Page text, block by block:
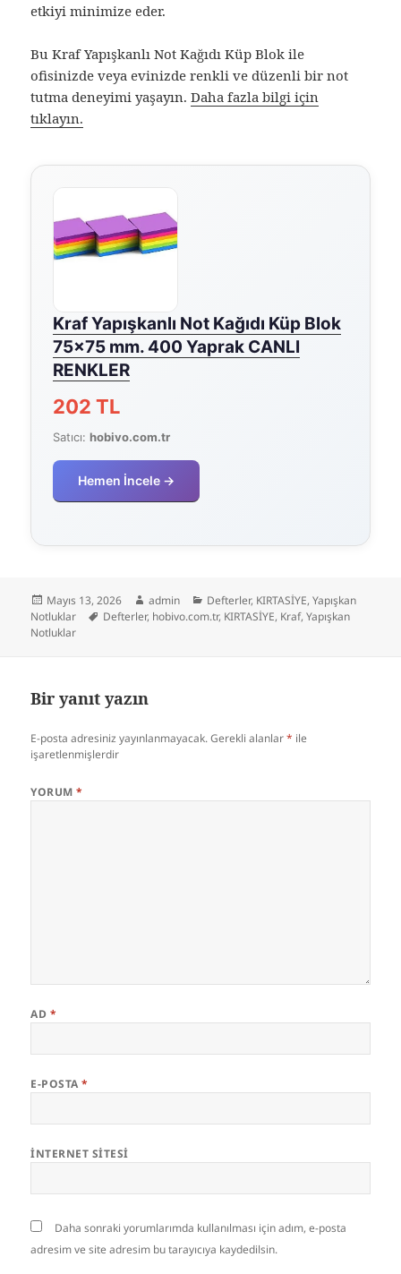
etkiyi minimize eder.
Bu Kraf Yapışkanlı Not Kağıdı Küp Blok ile
ofisinizde veya evinizde renkli ve düzenli bir not
tutma deneyimi yaşayın.Daha fazla bilgi için
tıklayın.
Kraf Yapışkanlı Not Kağıdı Küp Blok
75×75 mm. 400 Yaprak CANLI
RENKLER
202 TL
Satıcı:hobivo.com.tr
Hemen İncele →
Yayın
tarihi
Mayıs 13, 2026 Yazar
admin Kategoriler
Defterler, KIRTASİYE,Yapışkan
Notluklar
Etiketler
Defterler, hobivo.com.tr, KIRTASİYE, Kraf,Yapışkan
Notluklar
Bir yanıt yazın
E-posta adresiniz yayınlanmayacak. Gerekli alanlar* ile
işaretlenmişlerdir
YORUM*
AD *
E-POSTA*
İNTERNET SITESI
Daha sonraki yorumlarımda kullanılması için adım, e-posta
adresim ve site adresim bu tarayıcıya kaydedilsin.